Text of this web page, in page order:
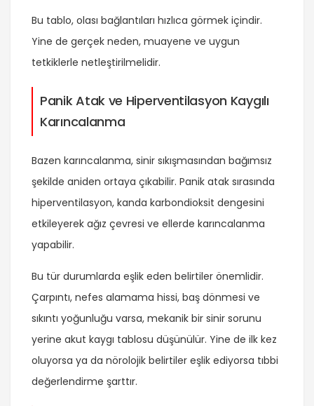
Bu tablo, olası bağlantıları hızlıca görmek içindir.
Yine de gerçek neden, muayene ve uygun
tetkiklerle netleştirilmelidir.
Panik Atak ve Hiperventilasyon Kaygılı
Karıncalanma
Bazen karıncalanma, sinir sıkışmasından bağımsız
şekilde aniden ortaya çıkabilir. Panik atak sırasında
hiperventilasyon, kanda karbondioksit dengesini
etkileyerek ağız çevresi ve ellerde karıncalanma
yapabilir.
Bu tür durumlarda eşlik eden belirtiler önemlidir.
Çarpıntı, nefes alamama hissi, baş dönmesi ve
sıkıntı yoğunluğu varsa, mekanik bir sinir sorunu
yerine akut kaygı tablosu düşünülür. Yine de ilk kez
oluyorsa ya da nörolojik belirtiler eşlik ediyorsa tıbbi
değerlendirme şarttır.